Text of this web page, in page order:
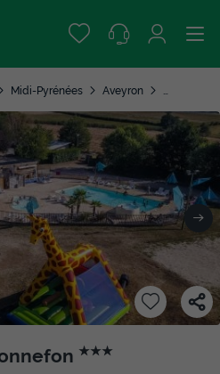
Midi-Pyrénées Aveyron
★★★